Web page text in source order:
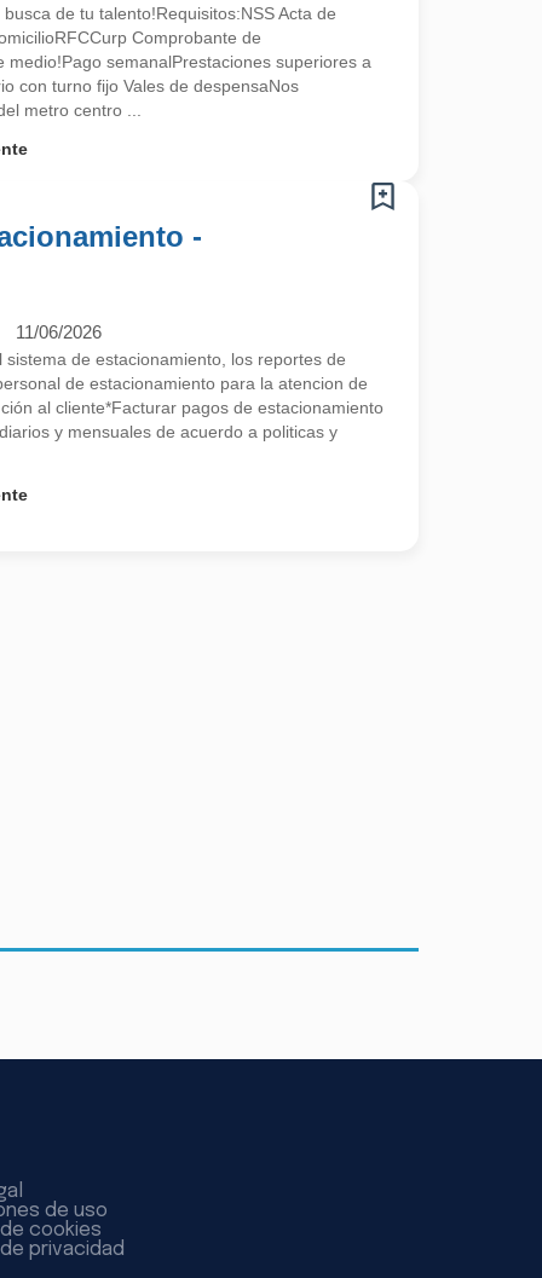
de tu talento!Requisitos:NSS Acta de
Comprobante de
medio!Pago semanalPrestaciones superiores a
con turno fijo Vales de despensaNos
metro centro ...
-
11/06/2026
de estacionamiento, los reportes de
de estacionamiento para la atencion de
al cliente*Facturar pagos de estacionamiento
y mensuales de acuerdo a politicas y
de uso
cookies
privacidad